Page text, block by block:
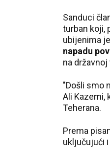
Sanduci
turban koji,
ubijenima
napadu
na
"Došli smo
Ali Kazemi,
Teherana.
Prema
uključujući